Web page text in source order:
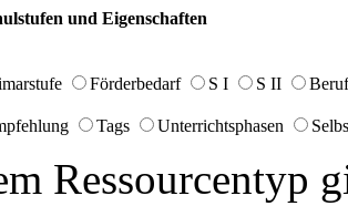
und Eigenschaften
Förderbedarf S I S II
Tags Unterrichtsphasen
Ressourcentyp